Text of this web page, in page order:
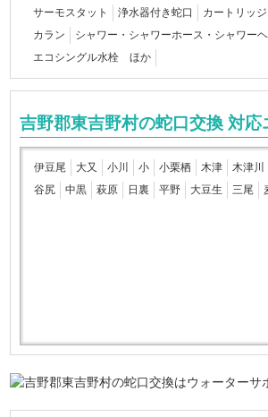
サーモスタット
浄水器付き蛇口 カートリッジ
カラン
シャワー・シャワーホース・シャワー
エコシングル水栓 ほか
吉野郡東吉野村の蛇口交換 対応
伊豆尾 大又 小川 小 小栗栖 木津 木津川
谷尻
中黒 萩原 日裏 平野 大豆生 三尾